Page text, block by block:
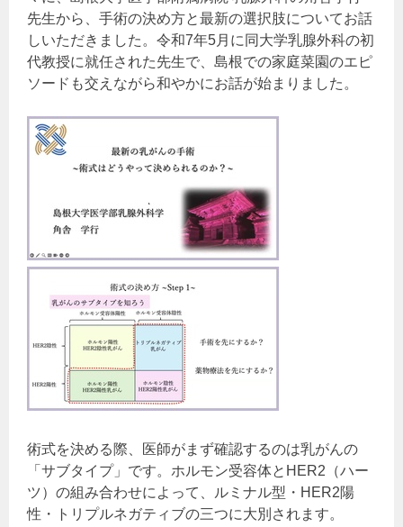
先生から、手術の決め方と最新の選択肢についてお話
しいただきました。令和7年5月に同大学乳腺外科の初
代教授に就任された先生で、島根での家庭菜園のエピ
ソードも交えながら和やかにお話が始まりました。
術式を決める際、医師がまず確認するのは乳がんの
「サブタイプ」です。ホルモン受容体とHER2（ハー
ツ）の組み合わせによって、ルミナル型・HER2陽
性・トリプルネガティブの三つに大別されます。